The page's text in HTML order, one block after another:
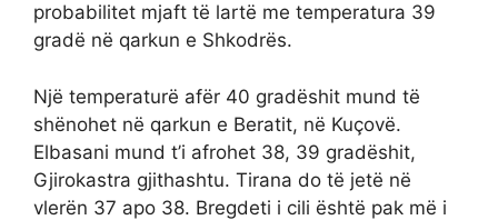
probabilitet mjaft të lartë me temperatura 39
gradë në qarkun e Shkodrës.
Një temperaturë afër 40 gradëshit mund të
shënohet në qarkun e Beratit, në Kuçovë.
Elbasani mund t’i afrohet 38, 39 gradëshit,
Gjirokastra gjithashtu. Tirana do të jetë në
vlerën 37 apo 38. Bregdeti i cili është pak më i